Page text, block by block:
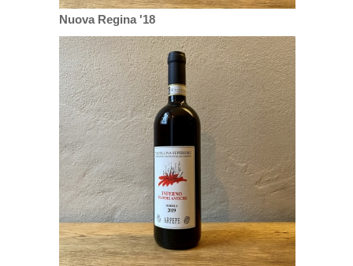
Nuova Regina '18